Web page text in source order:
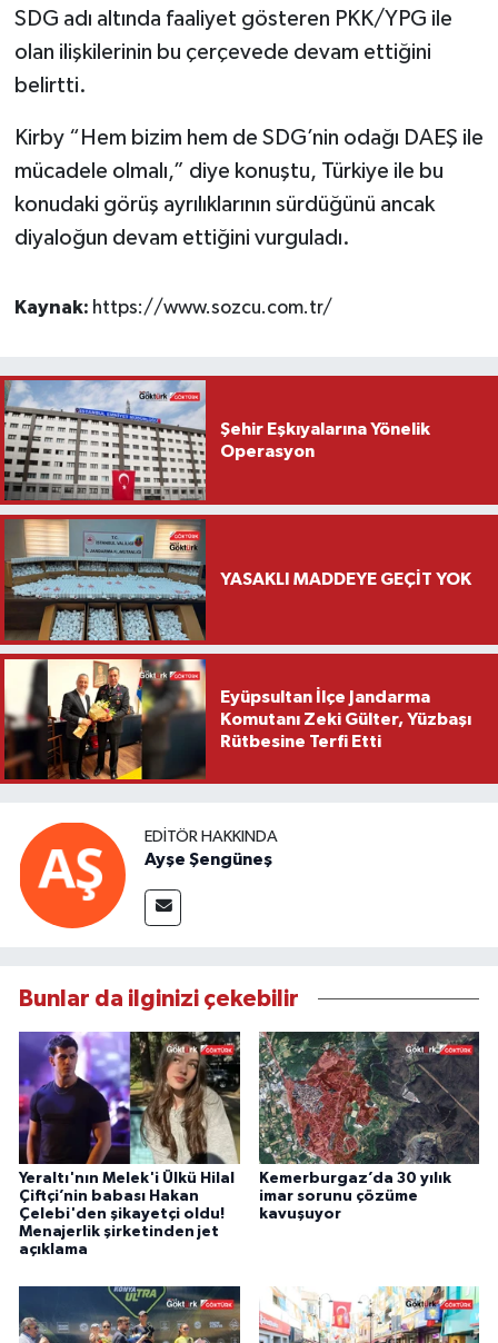
SDG adı altında faaliyet gösteren PKK/YPG ile
olan ilişkilerinin bu çerçevede devam ettiğini
belirtti.
Kirby “Hem bizim hem de SDG’nin odağı DAEŞ ile
mücadele olmalı,” diye konuştu, Türkiye ile bu
konudaki görüş ayrılıklarının sürdüğünü ancak
diyaloğun devam ettiğini vurguladı.
Kaynak: https://www.sozcu.com.tr/
Şehir Eşkıyalarına Yönelik
Operasyon
YASAKLI MADDEYE GEÇİT YOK
Eyüpsultan İlçe Jandarma
Komutanı Zeki Gülter, Yüzbaşı
Rütbesine Terfi Etti
EDITÖR HAKKINDA
Ayşe Şengüneş
Bunlar da ilginizi çekebilir
Yeraltı'nın Melek'i Ülkü Hilal
Çiftçi’nin babası Hakan
Çelebi'den şikayetçi oldu!
Menajerlik şirketinden jet
açıklama
Kemerburgaz’da 30 yılık
imar sorunu çözüme
kavuşuyor